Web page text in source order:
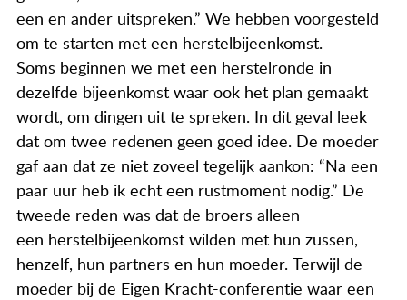
een en ander uitspreken.” We hebben voorgesteld
om te starten met een herstelbijeenkomst.
Soms beginnen we met een herstelronde in
dezelfde bijeenkomst waar ook het plan gemaakt
wordt, om dingen uit te spreken. In dit geval leek
dat om twee redenen geen goed idee. De moeder
gaf aan dat ze niet zoveel tegelijk aankon: “Na een
paar uur heb ik echt een rustmoment nodig.” De
tweede reden was dat de broers alleen
een herstelbijeenkomst wilden met hun zussen,
henzelf, hun partners en hun moeder. Terwijl de
moeder bij de Eigen Kracht-conferentie waar een